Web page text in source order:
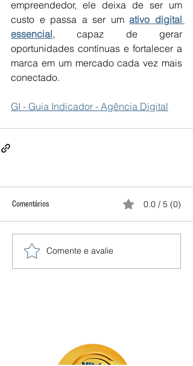
empreendedor, ele deixa de ser um
custo e passa a ser um ativo digital
essencial, capaz de gerar
oportunidades contínuas e fortalecer a
marca em um mercado cada vez mais
conectado.
GI - Guia Indicador - Agência Digital
Comentários 0.0 / 5 (0)
Comente e avalie